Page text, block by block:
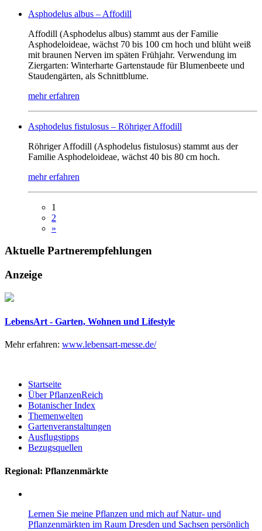
Asphodelus albus – Affodill
Affodill (Asphodelus albus) stammt aus der Familie
Asphodeloideae, wächst 70 bis 100 cm hoch und blüht weiß
mit braunen Nerven im späten Frühjahr. Verwendung im
Ziergarten: Winterharte Gartenstaude für Blumenbeete und
Staudengärten, als Schnittblume.
mehr erfahren
Asphodelus fistulosus – Röhriger Affodill
Röhriger Affodill (Asphodelus fistulosus) stammt aus der
Familie Asphodeloideae, wächst 40 bis 80 cm hoch.
mehr erfahren
1
2
»
Aktuelle Partnerempfehlungen
Anzeige
LebensArt - Garten, Wohnen und Lifestyle
Mehr erfahren: www.lebensart-messe.de/
Startseite
Über PflanzenReich
Botanischer Index
Themenwelten
Gartenveranstaltungen
Ausflugstipps
Bezugsquellen
Regional: Pflanzenmärkte
Lernen Sie meine Pflanzen und mich auf Natur- und
Pflanzenmärkten im Raum Dresden und Sachsen persönlich